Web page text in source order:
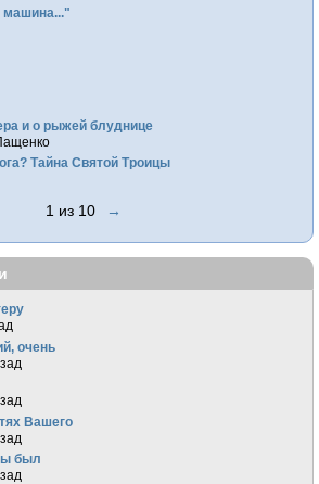
машина..."
и о рыжей блуднице
Тайна Святой Троицы
1 из 10 →
очень
Вашего
был